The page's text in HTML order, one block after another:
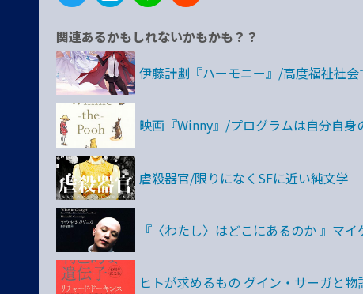
関連あるかもしれないかもかも？？
伊藤計劃『ハーモニー』/高度福祉社
映画『Winny』/プログラムは自分自身
虐殺器官/限りになくSFに近い純文学
『〈わたし〉はどこにあるのか 』マ
ヒトが求めるもの グイン・サーガと